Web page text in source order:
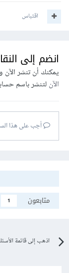
اقتباس
انضم إلى
يمكنك أن تنشر
الآنلتنشر باسم
أجب على هذا
متابعون
1
اذهب إلى قائمة الأسئلة